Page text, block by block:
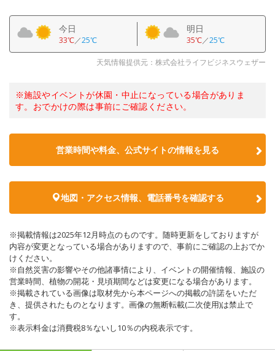
今日
33℃／25℃
明日
35℃／25℃
天気情報提供元：株式会社ライフビジネスウェザー
※施設やイベントが休園・中止になっている場合がありま
す。おでかけの際は事前にご確認ください。
営業時間や料金、公式サイトの情報を見る
地図・アクセス情報、電話番号を確認する
※掲載情報は2025年12月時点のものです。随時更新をしておりますが
内容が変更となっている場合がありますので、事前にご確認の上おでか
けください。
※自然災害の影響やその他諸事情により、イベントの開催情報、施設の
営業時間、植物の開花・見頃期間などは変更になる場合があります。
※掲載されている画像は取材先から本ページへの掲載の許諾をいただ
き、提供されたものとなります。画像の無断転載(二次使用)は禁止で
す。
※表示料金は消費税8％ないし10％の内税表示です。